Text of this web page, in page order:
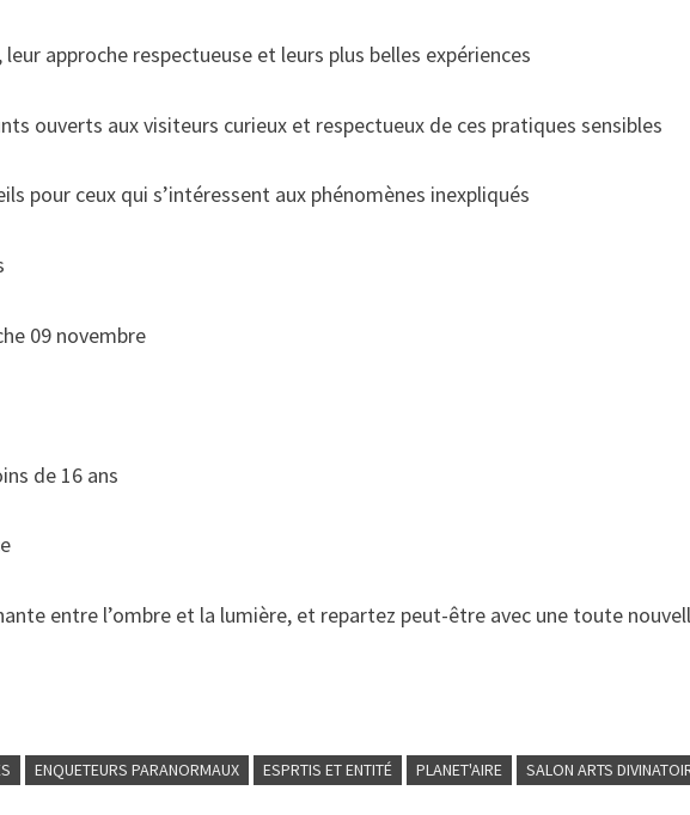
approche respectueuse et leurs plus belles expériences
ouverts aux visiteurs curieux et respectueux de ces pratiques sensibles
pour ceux qui s’intéressent aux phénomènes inexpliqués
09 novembre
de 16 ans
entre l’ombre et la lumière, et repartez peut-être avec une toute
ENQUETEURS PARANORMAUX ESPRTIS ET ENTITÉ PLANET'AIRE
SALON ARTS